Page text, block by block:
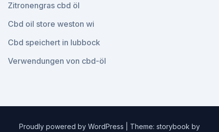
Zitronengras cbd öl
Cbd oil store weston wi
Cbd speichert in lubbock
Verwendungen von cbd-öl
Proudly powered by WordPress Theme: storybook by